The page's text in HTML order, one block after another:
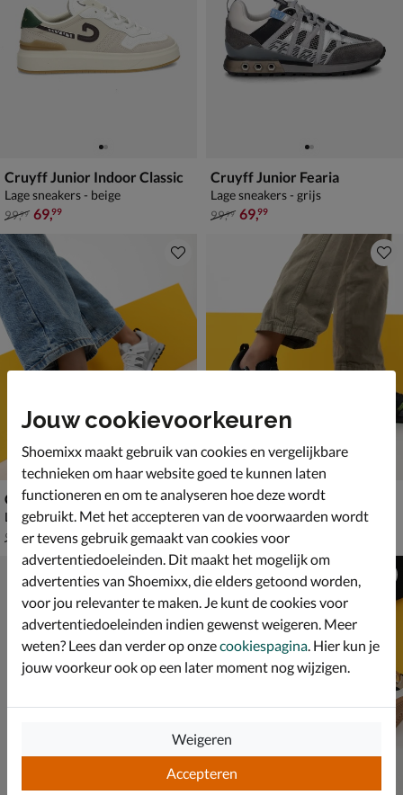
Cruyff Junior Indoor Classic
Lage sneakers - beige
van € 99,99 voor € 69,99
99,99 69,99
Cruyff Junior Fearia
Lage sneakers - grijs
van € 99,99 voor € 69,99
99,99 69,99
Cruyff Junior Fearia Futura
Lage sneakers - wit
van € 99,99 voor € 69,99
99 99 69, 99
Cruyff Junior Fearia Futura
Lage sneakers - grijs
van € 99,99 voor € 69,99
99,99 69, 99
Jouw cookievoorkeuren
Shoemixx maakt gebruik van cookies en vergelijkbare
technieken om haar website goed te kunnen laten
functioneren en om te analyseren hoe deze wordt
gebruikt. Met het accepteren van de voorwaarden wordt
er tevens gebruik gemaakt van cookies voor
advertentiedoeleinden. Dit maakt het mogelijk om
advertenties van Shoemixx, die elders getoond worden,
voor jou relevanter te maken. Je kunt de cookies voor
advertentiedoeleinden indien gewenst weigeren. Meer
weten? Lees dan verder op onzecookiespagina. Hier kun je
jouw voorkeur ook op een later moment nog wijzigen.
Accepteren
Weigeren